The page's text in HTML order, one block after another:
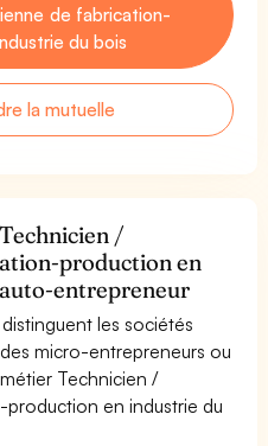
de fabrication-
du bois
la mutuelle
/
production en
entrepreneur
les sociétés
micro-entrepreneurs ou
Technicien /
en industrie du